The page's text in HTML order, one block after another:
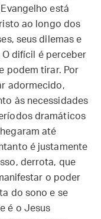
está
ao longo dos
seus dilemas e
O difícil é perceber
podem tirar. Por
adormecido,
às necessidades
dramáticos
até
é justamente
derrota, que
o poder
do sono e se
é o Jesus